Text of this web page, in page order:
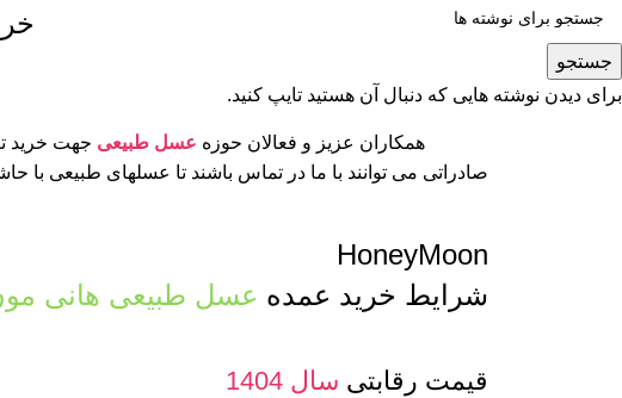
جستجو
برای دیدن نوشته هایی که دنبال آن هستید تایپ کنید.
همکاران عزیز و فعالان حوزه عسل طبیعی جهت خرید
صادراتی می توانند با ما در تماس باشند تا عسلهای طبیعی با
HoneyMoon
شرایط خرید عمده عسل طبیعی هانی
قیمت رقابتی سال 1404